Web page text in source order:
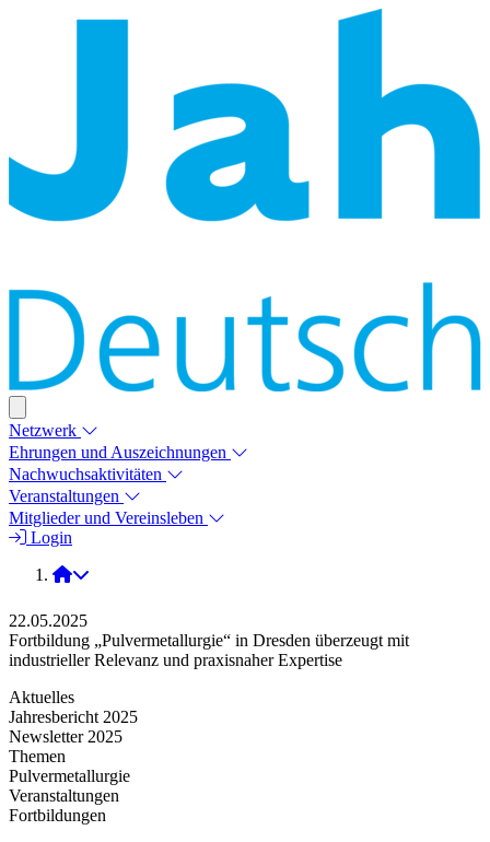
Netzwerk
Ehrungen und Auszeichnungen
Nachwuchsaktivitäten
Veranstaltungen
Mitglieder und Vereinsleben
Login
2025
22.05.2025
Fortbildung „Pulvermetallurgie“ in Dresden überzeugt mit
industrieller Relevanz und praxisnaher Expertise
Aktuelles
Jahresbericht 2025
Newsletter 2025
Themen
Pulvermetallurgie
Veranstaltungen
Fortbildungen